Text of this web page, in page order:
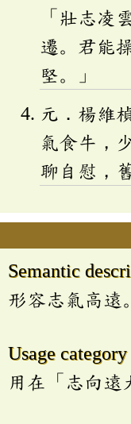
「壯志凌
遷。君能
堅。」
元．楊維
氣食牛，
聊自慰，
Semantic
形容志氣高遠。
Usage category
用在「志向遠